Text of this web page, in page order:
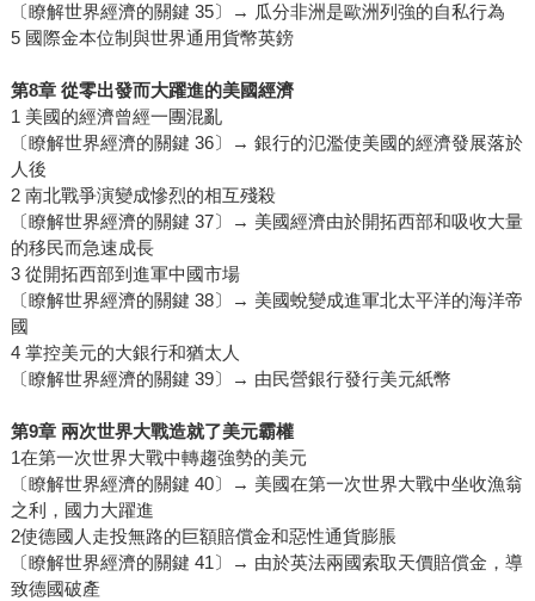
〔瞭解世界經濟的關鍵 35〕→ 瓜分非洲是歐洲列強的自私行為
5 國際金本位制與世界通用貨幣英鎊
第8章 從零出發而大躍進的美國經濟
1 美國的經濟曾經一團混亂
〔瞭解世界經濟的關鍵 36〕→ 銀行的氾濫使美國的經濟發展落於
人後
2 南北戰爭演變成慘烈的相互殘殺
〔瞭解世界經濟的關鍵 37〕→ 美國經濟由於開拓西部和吸收大量
的移民而急速成長
3 從開拓西部到進軍中國市場
〔瞭解世界經濟的關鍵 38〕→ 美國蛻變成進軍北太平洋的海洋帝
國
4 掌控美元的大銀行和猶太人
〔瞭解世界經濟的關鍵 39〕→ 由民營銀行發行美元紙幣
第9章 兩次世界大戰造就了美元霸權
1在第一次世界大戰中轉趨強勢的美元
〔瞭解世界經濟的關鍵 40〕→ 美國在第一次世界大戰中坐收漁翁
之利，國力大躍進
2使德國人走投無路的巨額賠償金和惡性通貨膨脹
〔瞭解世界經濟的關鍵 41〕→ 由於英法兩國索取天價賠償金，導
致德國破產